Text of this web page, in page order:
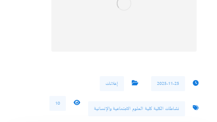
2025-11-25 إعلانات
نشاطات الكلية كلية العلوم الاجتماعية والإنسانية
10